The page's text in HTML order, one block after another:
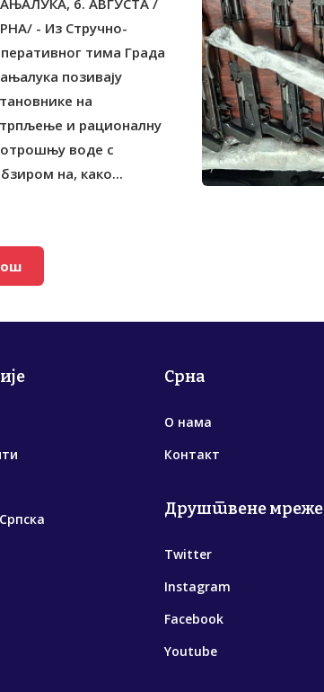
ВОДЕ
6. АВГУСТА /
- Из Стручно-
тима Града
позивају
на
и рационалну
воде с
на, како...
Срна
О нама
Контакт
Друштвене мреже
Twitter
Instagram
Facebook
Youtube